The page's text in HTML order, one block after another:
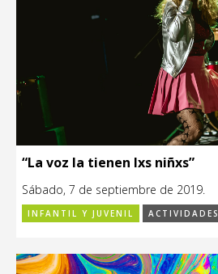
“La voz la tienen lxs niñxs”
Sábado, 7 de septiembre de 2019.
INFANTIL Y JUVENIL ACTIVIDADES